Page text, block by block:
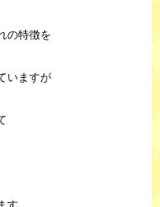
の特徴を
いますが